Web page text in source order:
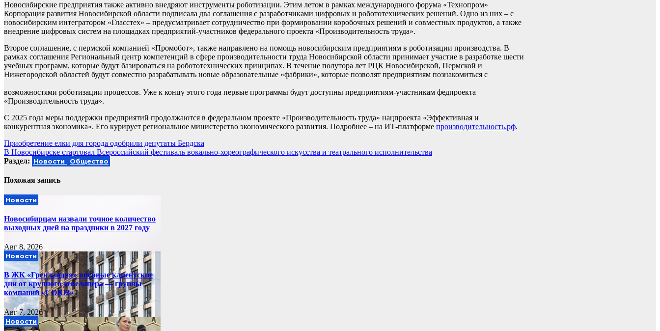
Новосибирские предприятия также активно внедряют инструменты роботизации. Этим летом в рамках международного форума «Технопром»
Корпорация развития Новосибирской области подписала два соглашения с разработчиками цифровых и робототехнических решений. Одно из них – с
новосибирским интегратором «Гласстех» – предусматривает сотрудничество при формировании коробочных решений и совместных продуктов, а также
внедрение цифровых систем на площадках предприятий-участников федерального проекта «Производительность труда».
Второе соглашение, с пермской компанией «Промобот», также направлено на помощь новосибирским предприятиям в роботизации производства. В
рамках соглашения Региональный центр компетенций в сфере производительности труда Новосибирской области принимает участие в разработке шести
учебных программ, которые будут базироваться на робототехнических принципах. В течение полутора лет РЦК Новосибирской, Пермской и
Нижегородской областей будут совместно разрабатывать новые образовательные «фабрики», которые позволят предприятиям познакомиться с
возможностями роботизации процессов. Уже к концу этого года первые программы будут доступны предприятиям-участникам федпроекта
«Производительность труда».
С 2025 года меры поддержки предприятий продолжаются в федеральном проекте «Производительность труда» нацпроекта «Эффективная и
конкурентная экономика». Его курирует региональное министерство экономического развития. Подробнее – на ИТ-платформе производительность.рф.
Навигация
по
Приобретение елки для города одобрили депутаты Бердска
В Новосибирске стартовал Всероссийский фестиваль вокально-хореографического искусства и театрального исполнительства
Раздел: Новости Общество
Похожая запись
Новости
Новосибирцам назвали точное количество
выходных дней на праздники в 2027 году
Авг 8, 2026
Новости
В ЖК «Гренландия» впервые клиентские
дни от крупного девелопера — группы
компаний «СОЮЗ»
Авг 7, 2026
Новости